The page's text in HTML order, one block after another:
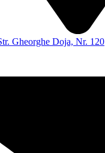
Gheorghe Doja, Nr. 120